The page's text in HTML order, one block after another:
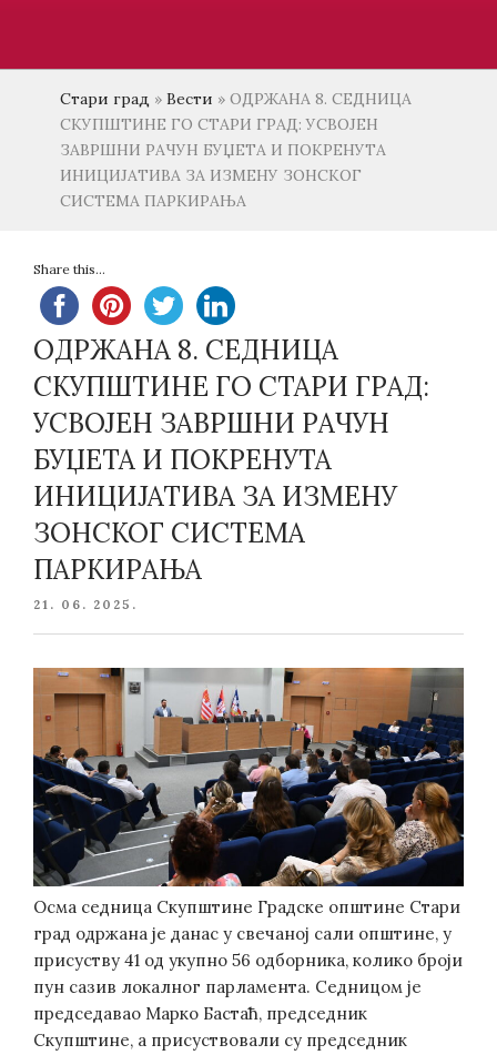
Стари град » Вести » ОДРЖАНА 8. СЕДНИЦА
СКУПШТИНЕ ГО СТАРИ ГРАД: УСВОЈЕН
ЗАВРШНИ РАЧУН БУЏЕТА И ПОКРЕНУТА
ИНИЦИЈАТИВА ЗА ИЗМЕНУ ЗОНСКОГ
СИСТЕМА ПАРКИРАЊА
Share this...
ОДРЖАНА 8. СЕДНИЦА
СКУПШТИНЕ ГО СТАРИ ГРАД:
УСВОЈЕН ЗАВРШНИ РАЧУН
БУЏЕТА И ПОКРЕНУТА
ИНИЦИЈАТИВА ЗА ИЗМЕНУ
ЗОНСКОГ СИСТЕМА
ПАРКИРАЊА
POSTED
21. 06. 2025.
Осма седница Скупштине Градске општине Стари
град одржана је данас у свечаној сали општине, у
присуству 41 од укупно 56 одборника, колико броји
пун сазив локалног парламента. Седницом је
председавао Марко Бастаћ, председник
Скупштине, а присуствовали су председник